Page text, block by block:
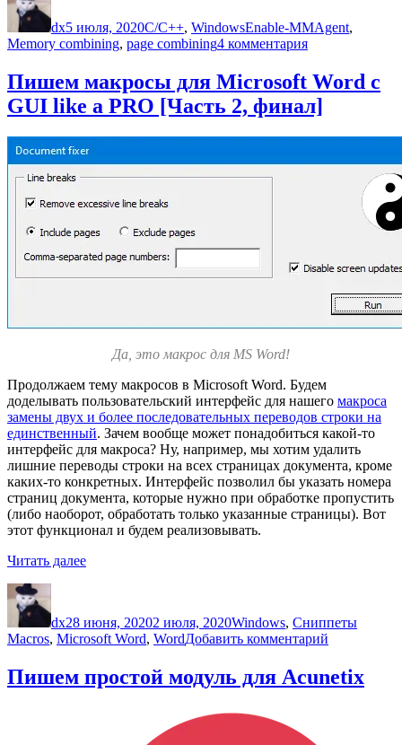
через
комбинирование
в
Windows
10»
dx5 июля, 2020C/C++, WindowsEnable-MMAgent,
Memory combining, page combining4 комментарияк
Чтение
памяти
чужого
через
Пишем макросы для Microsoft Word с
GUI like a PRO [Часть 2, финал]
Да, это макрос для MS Word!
Продолжаем тему макросов в Microsoft Word. Будем
доделывать пользовательский интерфейс для нашего макроса
замены двух и более последовательных переводов строки на
единственный. Зачем вообще может понадобиться какой-то
интерфейс для макроса? Ну, например, мы хотим удалить
лишние переводы строки на всех страницах документа, кроме
каких-то конкретных. Интерфейс позволил бы указать номера
страниц документа, которые нужно при обработке пропустить
(либо наоборот, обработать только указанные страницы). Вот
этот функционал и будем реализовывать.
Читать далее«Пишем
Word
с
like
a
dx28 июня, 20202 июля, 2020Windows, Сниппеты
Macros, Microsoft Word, WordДобавить комментарий
Пишем
макросы
Пишем простой модуль для Acunetix